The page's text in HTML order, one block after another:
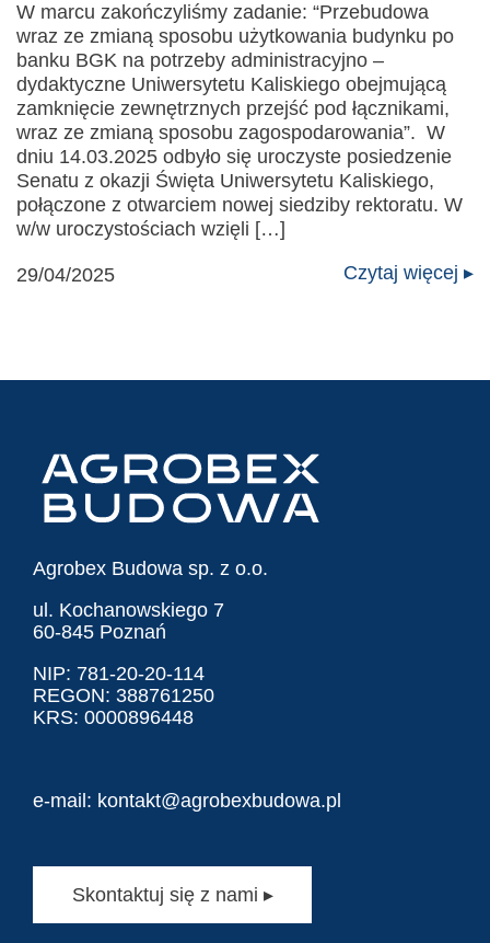
W marcu zakończyliśmy zadanie: “Przebudowa
wraz ze zmianą sposobu użytkowania budynku po
banku BGK na potrzeby administracyjno –
dydaktyczne Uniwersytetu Kaliskiego obejmującą
zamknięcie zewnętrznych przejść pod łącznikami,
wraz ze zmianą sposobu zagospodarowania”. W
dniu 14.03.2025 odbyło się uroczyste posiedzenie
Senatu z okazji Święta Uniwersytetu Kaliskiego,
połączone z otwarciem nowej siedziby rektoratu. W
w/w uroczystościach wzięli […]
29/04/2025 Czytaj więcej ▸
Agrobex Budowa sp. z o.o.
ul. Kochanowskiego 7
60-845 Poznań
NIP: 781-20-20-114
REGON: 388761250
KRS: 0000896448
e-mail: kontakt@agrobexbudowa.pl
Skontaktuj się z nami ▸